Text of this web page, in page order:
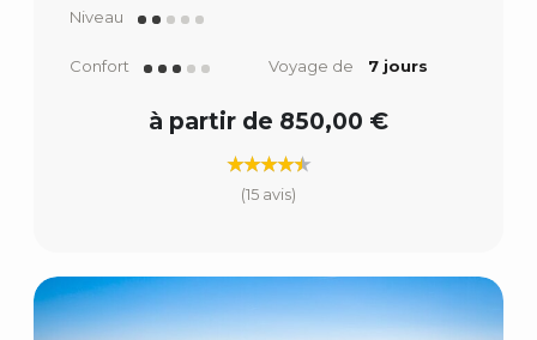
Niveau
Confort Voyage de 7 jours
à partir de 850,00 €
(15 avis)